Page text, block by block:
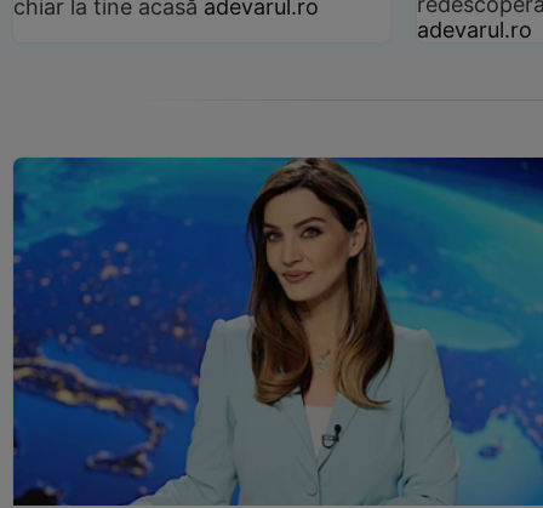
chiar la tine acasă adevarul.ro
adevarul.ro